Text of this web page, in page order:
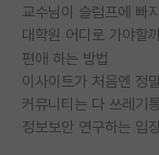
교수님이 슬럼프에 빠
대학원 어디로 가야할
편애 하는 방법
이사이트가 처음엔 정
커뮤니티는 다 쓰레기